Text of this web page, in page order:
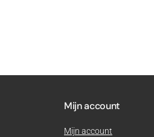
Mijn account
Mijn account